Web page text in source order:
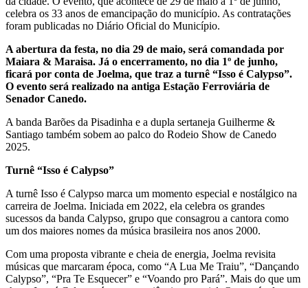
celebra os 33 anos de emancipação do município. As contratações
foram publicadas no Diário Oficial do Município.
A abertura da festa, no dia 29 de maio, será comandada por
Maiara & Maraisa. Já o encerramento, no dia 1º de junho,
ficará por conta de Joelma, que traz a turnê “Isso é Calypso”.
O evento será realizado na antiga Estação Ferroviária de
Senador Canedo.
A banda Barões da Pisadinha e a dupla sertaneja Guilherme &
Santiago também sobem ao palco do Rodeio Show de Canedo
2025.
Turnê “Isso é Calypso”
A turnê Isso é Calypso marca um momento especial e nostálgico na
carreira de Joelma. Iniciada em 2022, ela celebra os grandes
sucessos da banda Calypso, grupo que consagrou a cantora como
um dos maiores nomes da música brasileira nos anos 2000.
Com uma proposta vibrante e cheia de energia, Joelma revisita
músicas que marcaram época, como “A Lua Me Traiu”, “Dançando
Calypso”, “Pra Te Esquecer” e “Voando pro Pará”. Mais do que um